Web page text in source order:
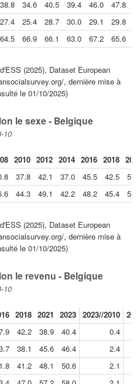
38.8 34.6 40.5 39.4 46.0 47.8
27.4 25.4 28.7 30.0 29.1 29.8
64.5 66.9 66.1 63.0 67.2 65.6
(2025), Dataset European
, dernière mise à
le 01/10/2025)
le sexe - Belgique
10
2010 2012 2014 2016 2018
37.8 42.1 37.0 45.5 42.5
44.3 49.1 42.2 48.2 45.4
(2025), Dataset European
, dernière mise à
le 01/10/2025)
le revenu - Belgique
10
2018 2021 2023 2023//2010
42.2 38.9 40.4
0.4
38.1 45.6 46.4
2.4
41.2 48.1 50.6
2.1